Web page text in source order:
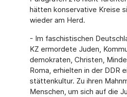
hätten konservative Kreise
wieder am Herd.
- Im faschistischen
KZ ermordete Juden,
demokraten, Christen,
Roma, erhielten in der DDR
stättenkultur. Zu ihren
Menschen, um sich auf die